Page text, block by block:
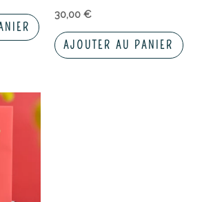
30,00 €
AJOUTER AU PANIER